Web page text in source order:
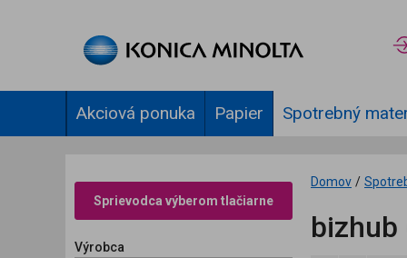
Akciová ponuka Papier Spotrebný
Sprievodca výberom tlačiarne
Výrobca
Domov /
bizhub